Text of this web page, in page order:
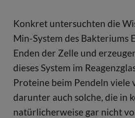
Konkret untersuchten die
Min-System des Bakteriums
Enden der Zelle und
dieses System im
Proteine beim Pendeln viele
darunter auch solche, die in
natürlicherweise gar nicht